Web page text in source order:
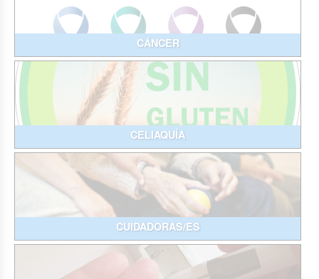
CÁNCER
CELIAQUÍA
CUIDADORAS/ES